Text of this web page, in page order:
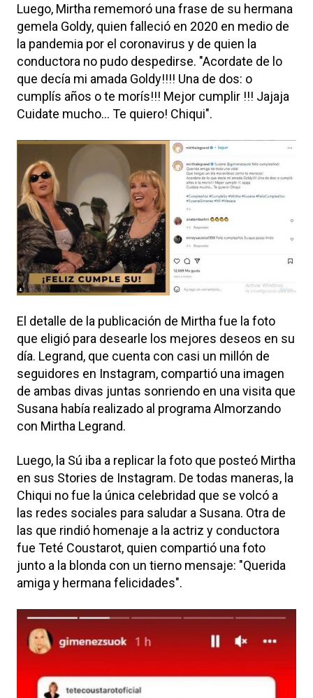
Luego, Mirtha rememoró una frase de su hermana
gemela Goldy, quien falleció en 2020 en medio de
la pandemia por el coronavirus y de quien la
conductora no pudo despedirse. "Acordate de lo
que decía mi amada Goldy!!!! Una de dos: o
cumplís años o te morís!!! Mejor cumplir !!! Jajaja
Cuidate mucho... Te quiero! Chiqui".
El detalle de la publicación de Mirtha fue la foto
que eligió para desearle los mejores deseos en su
día. Legrand, que cuenta con casi un millón de
seguidores en Instagram, compartió una imagen
de ambas divas juntas sonriendo en una visita que
Susana había realizado al programa Almorzando
con Mirtha Legrand.
Luego, la Sú iba a replicar la foto que posteó Mirtha
en sus Stories de Instagram. De todas maneras, la
Chiqui no fue la única celebridad que se volcó a
las redes sociales para saludar a Susana. Otra de
las que rindió homenaje a la actriz y conductora
fue Teté Coustarot, quien compartió una foto
junto a la blonda con un tierno mensaje: "Querida
amiga y hermana felicidades".